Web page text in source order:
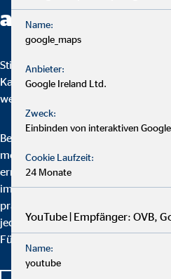
aus?
Stillstand werden Sie bei uns nie
Karriereplan hat jeder dieselben
weiterzuentwickeln.
Bei OVB durchläuft jeder Berater
mehrstufigen Karriereplan, der
ermöglicht. Das Erreichen der
immer an theoretische Aus- und
praktische Erfahrungen
jeder unserer Berater
Führungskraft.
Name:
google_maps
Anbieter:
Google Ireland Ltd.
Zweck:
Einbinden von interaktiven
Cookie Laufzeit:
24 Monate
YouTube | Empfänger: OVB,
Name:
youtube